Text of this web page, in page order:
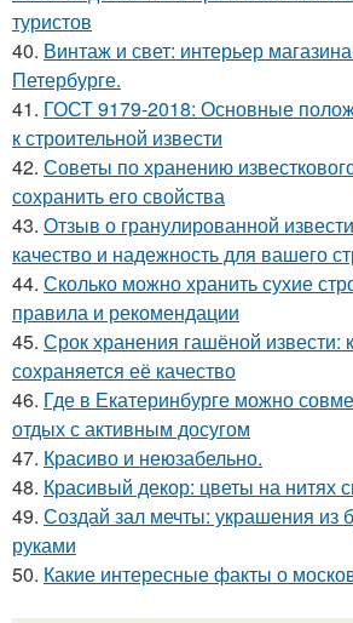
туристов
40. Винтаж и свет: интерьер
Петербурге.
41. ГОСТ 9179-2018: Основные
к строительной извести
42. Советы по хранению
сохранить его свойства
43. Отзыв о гранулированной
качество и надежность для вашего
44. Сколько можно хранить сухие
правила и рекомендации
45. Срок хранения гашёной извести:
сохраняется её качество
46. Где в Екатеринбурге можно
отдых с активным досугом
47. Красиво и неюзабельно.
48. Красивый декор: цветы на нитях
49. Создай зал мечты: украшения из
руками
50. Какие интересные факты о